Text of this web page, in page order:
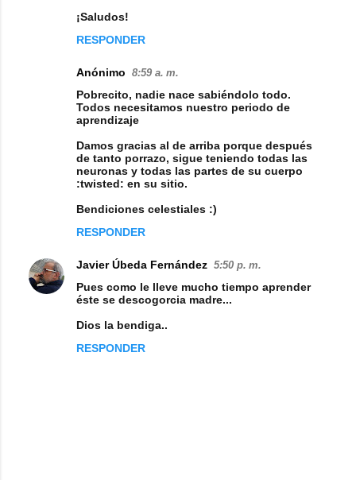
¡Saludos!
RESPONDER
Anónimo 8:59 a. m.
Pobrecito, nadie nace sabiéndolo todo.
Todos necesitamos nuestro periodo de
aprendizaje
Damos gracias al de arriba porque después
de tanto porrazo, sigue teniendo todas las
neuronas y todas las partes de su cuerpo
:twisted: en su sitio.
Bendiciones celestiales :)
RESPONDER
Javier Úbeda Fernández 5:50 p. m.
Pues como le lleve mucho tiempo aprender
éste se descogorcia madre...
Dios la bendiga..
RESPONDER